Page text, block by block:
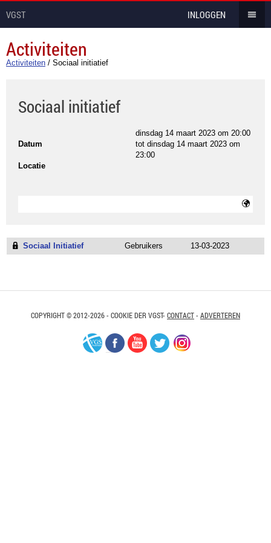
VGST INLOGGEN
Activiteiten
Activiteiten / Sociaal initiatief
Sociaal initiatief
Datum
dinsdag 14 maart 2023 om 20:00
tot dinsdag 14 maart 2023 om
23:00
Locatie
Sociaal Initiatief Gebruikers 13-03-2023
COPYRIGHT © 2012-2026 - COOKIE DER VGST- CONTACT- ADVERTEREN